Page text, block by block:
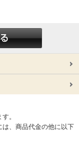
。
、商品代金の他に以下